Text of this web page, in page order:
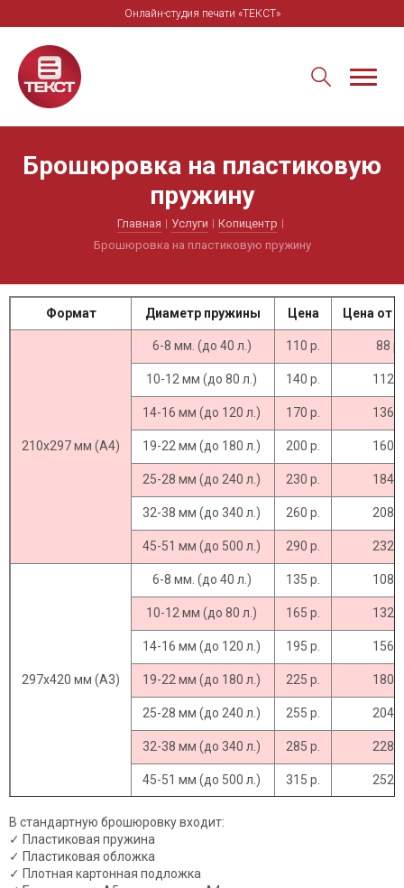
Онлайн-студия печати «ТЕКСТ»
Брошюровка на пластиковую
пружину
Главная Услуги
Копицентр
Брошюровка на пластиковую пружину
Формат Диаметр пружины Цена Цена от
210х297 мм (А4)
6-8 мм. (до 40 л.) 110 р. 88 р.
10-12 мм (до 80 л.) 140 р. 112
14-16 мм (до 120 л.) 170 р. 136
19-22 мм (до 180 л.) 200 р. 160
25-28 мм (до 240 л.) 230 р. 184
32-38 мм (до 340 л.) 260 р. 208
45-51 мм (до 500 л.) 290 р. 232
297х420 мм (А3)
6-8 мм. (до 40 л.) 135 р. 108
10-12 мм (до 80 л.) 165 р. 132
14-16 мм (до 120 л.) 195 р. 156
19-22 мм (до 180 л.) 225 р. 180
25-28 мм (до 240 л.) 255 р. 204
32-38 мм (до 340 л.) 285 р. 228
45-51 мм (до 500 л.) 315 р. 252
В стандартную брошюровку входит:
✓ Пластиковая пружина
✓ Пластиковая обложка
✓ Плотная картонная подложка